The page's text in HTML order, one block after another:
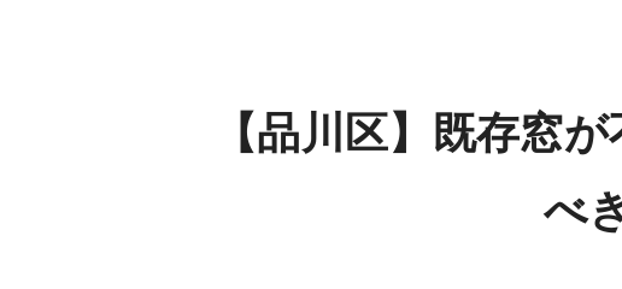
【品川区】既存窓
べ